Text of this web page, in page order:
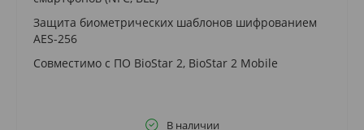
Защита биометрических шаблонов шифрованием
AES-256
Совместимо с ПО BioStar 2, BioStar 2 Mobile
В наличии